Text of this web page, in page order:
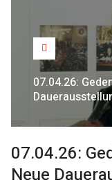
07.04.26:
07.04.26:
Neue